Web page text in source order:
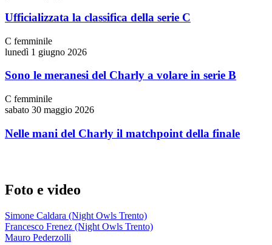
Ufficializzata la classifica della serie C
C femminile
lunedì 1 giugno 2026
Sono le meranesi del Charly a volare in serie B
C femminile
sabato 30 maggio 2026
Nelle mani del Charly il matchpoint della finale
Foto e video
Simone Caldara (Night Owls Trento)
Francesco Frenez (Night Owls Trento)
Mauro Pederzolli